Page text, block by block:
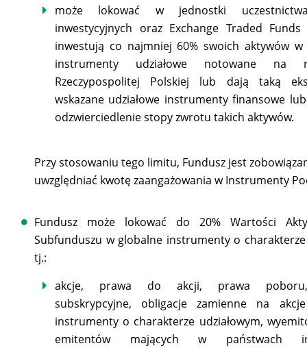
może lokować w jednostki
inwestycyjnych oraz Exchange Traded Funds
inwestują co najmniej 60% swoich aktywów
instrumenty udziałowe notowane na
Rzeczypospolitej Polskiej lub dają taką
wskazane udziałowe instrumenty finansowe
odzwierciedlenie stopy zwrotu takich aktywów.
Przy stosowaniu tego limitu, Fundusz jest
uwzględniać kwotę zaangażowania w Instrumenty
Fundusz może lokować do 20% Wartości
Subfunduszu w globalne instrumenty o charakterze
tj.:
akcje, prawa do akcji, prawa
subskrypcyjne, obligacje zamienne na
instrumenty o charakterze udziałowym,
emitentów mających w państwach